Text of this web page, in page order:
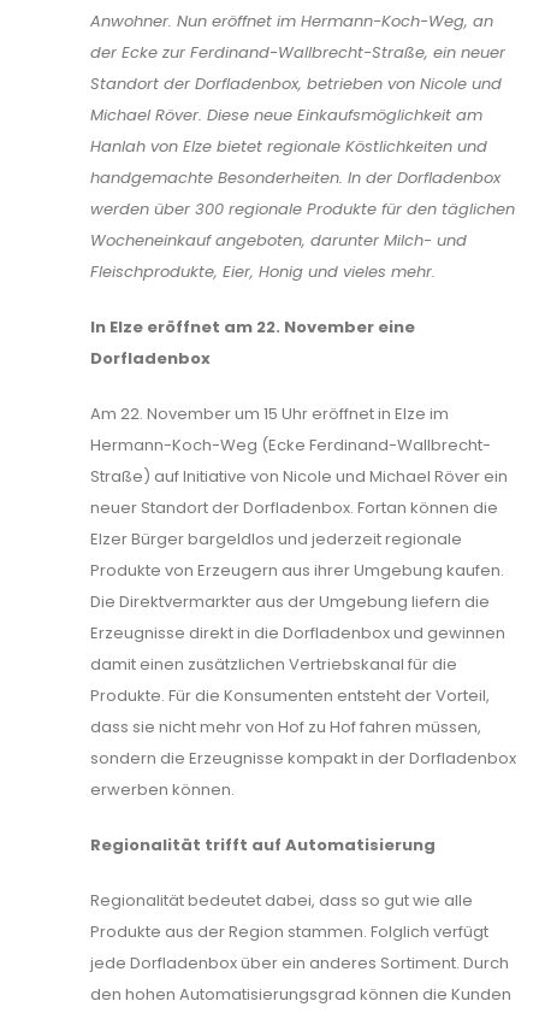
Anwohner. Nun eröffnet im Hermann-Koch-Weg, an
der Ecke zur Ferdinand-Wallbrecht-Straße, ein neuer
Standort der Dorfladenbox, betrieben von Nicole und
Michael Röver. Diese neue Einkaufsmöglichkeit am
Hanlah von Elze bietet regionale Köstlichkeiten und
handgemachte Besonderheiten. In der Dorfladenbox
werden über 300 regionale Produkte für den täglichen
Wocheneinkauf angeboten, darunter Milch- und
Fleischprodukte, Eier, Honig und vieles mehr.
In Elze eröffnet am 22. November eine
Dorfladenbox
Am 22. November um 15 Uhr eröffnet in Elze im
Hermann-Koch-Weg (Ecke Ferdinand-Wallbrecht-
Straße) auf Initiative von Nicole und Michael Röver ein
neuer Standort der Dorfladenbox. Fortan können die
Elzer Bürger bargeldlos und jederzeit regionale
Produkte von Erzeugern aus ihrer Umgebung kaufen.
Die Direktvermarkter aus der Umgebung liefern die
Erzeugnisse direkt in die Dorfladenbox und gewinnen
damit einen zusätzlichen Vertriebskanal für die
Produkte. Für die Konsumenten entsteht der Vorteil,
dass sie nicht mehr von Hof zu Hof fahren müssen,
sondern die Erzeugnisse kompakt in der Dorfladenbox
erwerben können.
Regionalität trifft auf Automatisierung
Regionalität bedeutet dabei, dass so gut wie alle
Produkte aus der Region stammen. Folglich verfügt
jede Dorfladenbox über ein anderes Sortiment. Durch
den hohen Automatisierungsgrad können die Kunden